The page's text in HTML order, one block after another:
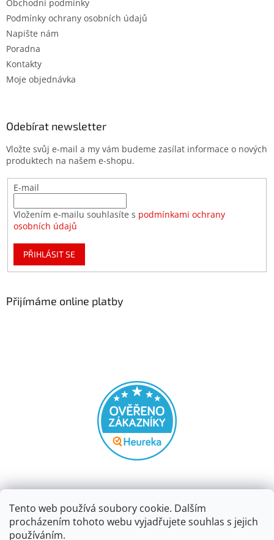
Tento web používá soubory cookie. Dalším
procházením tohoto webu vyjadřujete souhlas s jejich
používáním.
Obchodní podmínky
Podmínky ochrany osobních údajů
Napište nám
Poradna
Kontakty
Moje objednávka
Odebírat newsletter
Vložte svůj e-mail a my vám budeme zasílat informace o nových
produktech na našem e-shopu.
E-mail
Vložením e-mailu souhlasíte s podmínkami ochrany
osobních údajů
PŘIHLÁSIT SE
Přijímáme online platby